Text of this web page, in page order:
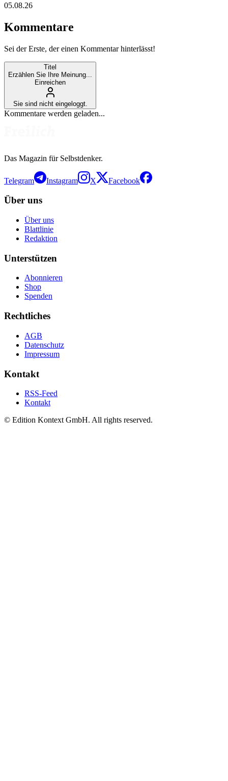
05.08.26
Kommentare
Sei der Erste, der einen Kommentar hinterlässt!
Titel
Erzählen Sie Ihre Meinung...
Einreichen
Sie sind nicht eingeloggt.
Kommentare werden geladen...
Das Magazin für Selbstdenker.
Telegram Instagram X Facebook
Über uns
Über uns
Blattlinie
Redaktion
Unterstützen
Abonnieren
Shop
Spenden
Rechtliches
AGB
Datenschutz
Impressum
Kontakt
RSS-Feed
Kontakt
© Edition Kontext GmbH. All rights reserved.